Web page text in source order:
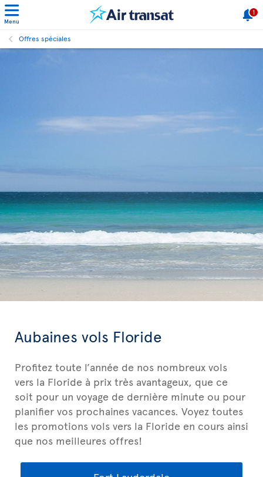
Menu
1
Offres spéciales
Aubaines vols Floride
Profitez toute l’année de nos nombreux vols
vers la Floride à prix très avantageux, que ce
soit pour un voyage de dernière minute ou pour
planifier vos prochaines vacances. Voyez toutes
les promotions vols vers la Floride en cours ainsi
que nos meilleures offres!